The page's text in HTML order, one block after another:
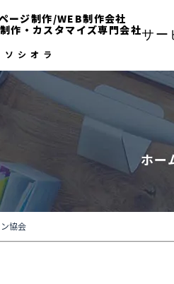
ージ制作/WEB制作会社
・カスタマイズ専門会社
ソシオラ
サー
ホー
協会